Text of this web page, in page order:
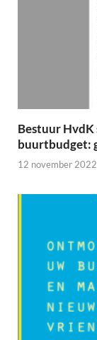
Bestuur
buurtbudget:
12 november 2022